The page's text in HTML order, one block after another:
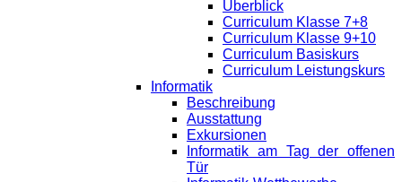
Überblick
Curriculum Klasse 7+8
Curriculum Klasse 9+10
Curriculum Basiskurs
Curriculum Leistungskurs
Informatik
Beschreibung
Ausstattung
Exkursionen
Informatik am Tag der offenen
Tür